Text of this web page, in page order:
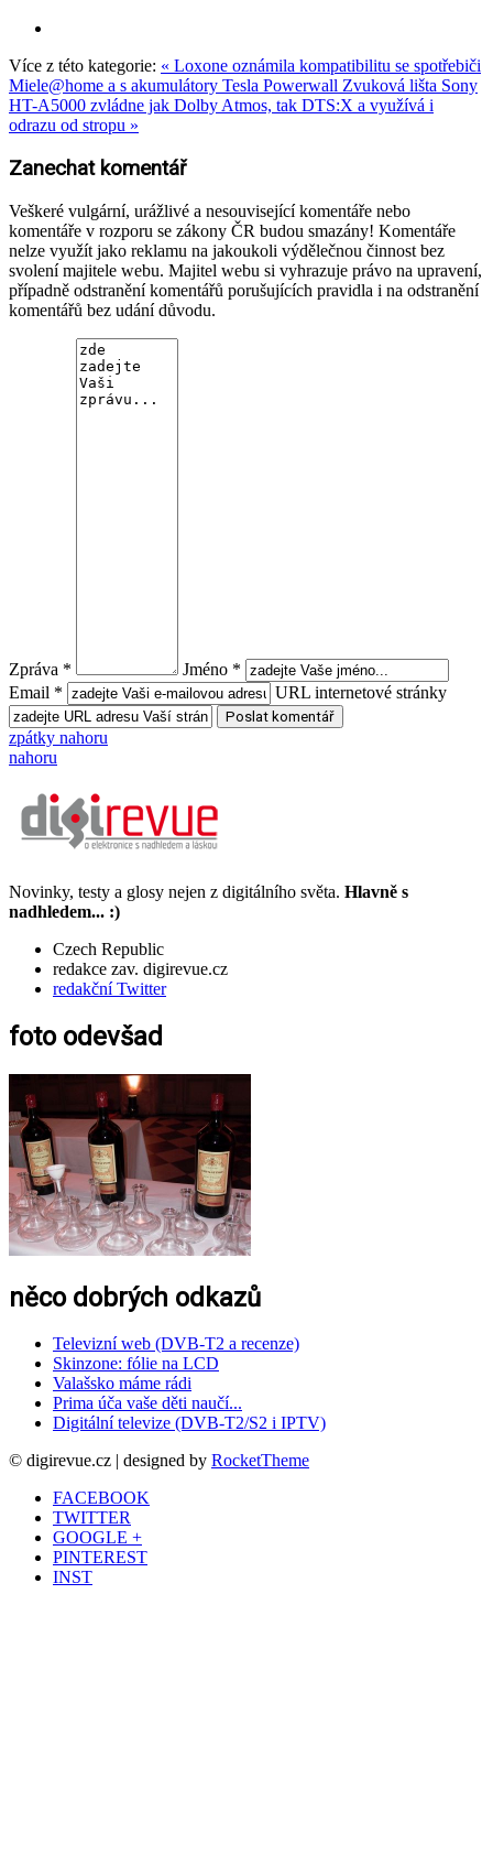
Více z této kategorie: « Loxone oznámila kompatibilitu se spotřebiči
Miele@home a s akumulátory Tesla Powerwall Zvuková lišta Sony
HT-A5000 zvládne jak Dolby Atmos, tak DTS:X a využívá i
odrazu od stropu »
Zanechat komentář
Veškeré vulgární, urážlivé a nesouvisející komentáře nebo
komentáře v rozporu se zákony ČR budou smazány! Komentáře
nelze využít jako reklamu na jakoukoli výdělečnou činnost bez
svolení majitele webu. Majitel webu si vyhrazuje právo na upravení,
případně odstranění komentářů porušujících pravidla i na odstranění
komentářů bez udání důvodu.
Zpráva *
Jméno *
Email *
URL internetové stránky
zpátky nahoru
nahoru
Novinky, testy a glosy nejen z digitálního světa. Hlavně s
nadhledem... :)
Czech Republic
redakce zav. digirevue.cz
redakční Twitter
foto odevšad
něco dobrých odkazů
Televizní web (DVB-T2 a recenze)
Skinzone: fólie na LCD
Valašsko máme rádi
Prima úča vaše děti naučí...
Digitální televize (DVB-T2/S2 i IPTV)
© digirevue.cz | designed by RocketTheme
FACEBOOK
TWITTER
GOOGLE +
PINTEREST
INST